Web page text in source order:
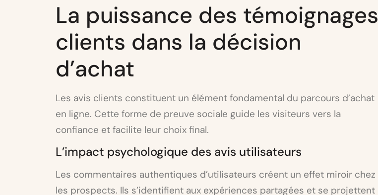
La puissance des témoignages
clients dans la décision
d’achat
Les avis clients constituent un élément fondamental du parcours d’achat
en ligne. Cette forme de preuve sociale guide les visiteurs vers la
confiance et facilite leur choix final.
L’impact psychologique des avis utilisateurs
Les commentaires authentiques d’utilisateurs créent un effet miroir chez
les prospects. Ils s’identifient aux expériences partagées et se projettent